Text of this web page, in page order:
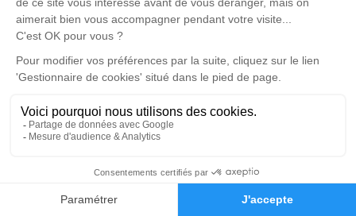
Faire-part Hommages
Un service de plantation d’arbre hommage est
disponible ici.
Je rends hommage
Inhumation
Cimetière d'Urçay
03360 Urçay